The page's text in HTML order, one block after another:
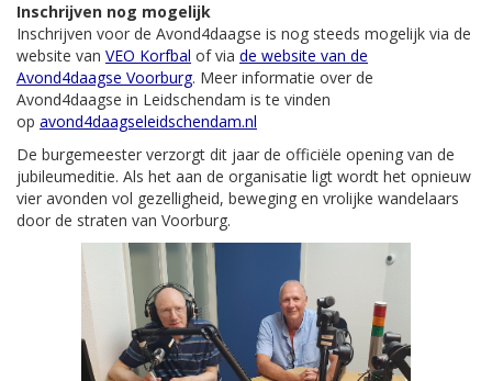
Inschrijven nog mogelijk
Inschrijven voor de Avond4daagse is nog steeds mogelijk via de
website van VEO Korfbal of via de website van de
Avond4daagse Voorburg. Meer informatie over de
Avond4daagse in Leidschendam is te vinden
op avond4daagseleidschendam.nl
De burgemeester verzorgt dit jaar de officiële opening van de
jubileumeditie. Als het aan de organisatie ligt wordt het opnieuw
vier avonden vol gezelligheid, beweging en vrolijke wandelaars
door de straten van Voorburg.